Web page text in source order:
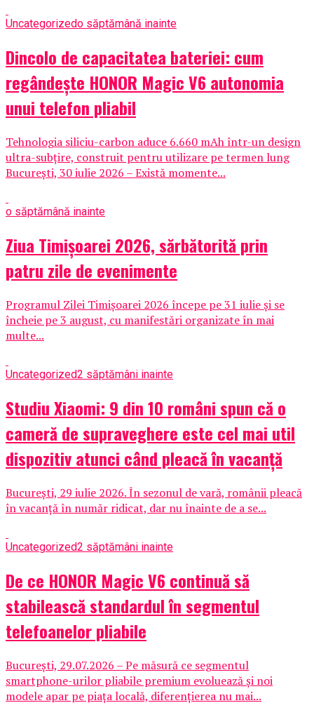
Uncategorizedo săptămână inainte
Dincolo de capacitatea bateriei: cum
regândește HONOR Magic V6 autonomia
unui telefon pliabil
Tehnologia siliciu-carbon aduce 6.660 mAh într-un design
ultra-subțire, construit pentru utilizare pe termen lung
București, 30 iulie 2026 – Există momente...
o săptămână inainte
Ziua Timișoarei 2026, sărbătorită prin
patru zile de evenimente
Programul Zilei Timișoarei 2026 începe pe 31 iulie și se
încheie pe 3 august, cu manifestări organizate în mai
multe...
Uncategorized2 săptămâni inainte
Studiu Xiaomi: 9 din 10 români spun că o
cameră de supraveghere este cel mai util
dispozitiv atunci când pleacă în vacanță
București, 29 iulie 2026. În sezonul de vară, românii pleacă
în vacanță în număr ridicat, dar nu înainte de a se...
Uncategorized2 săptămâni inainte
De ce HONOR Magic V6 continuă să
stabilească standardul în segmentul
telefoanelor pliabile
București, 29.07.2026 – Pe măsură ce segmentul
smartphone-urilor pliabile premium evoluează și noi
modele apar pe piața locală, diferențierea nu mai...